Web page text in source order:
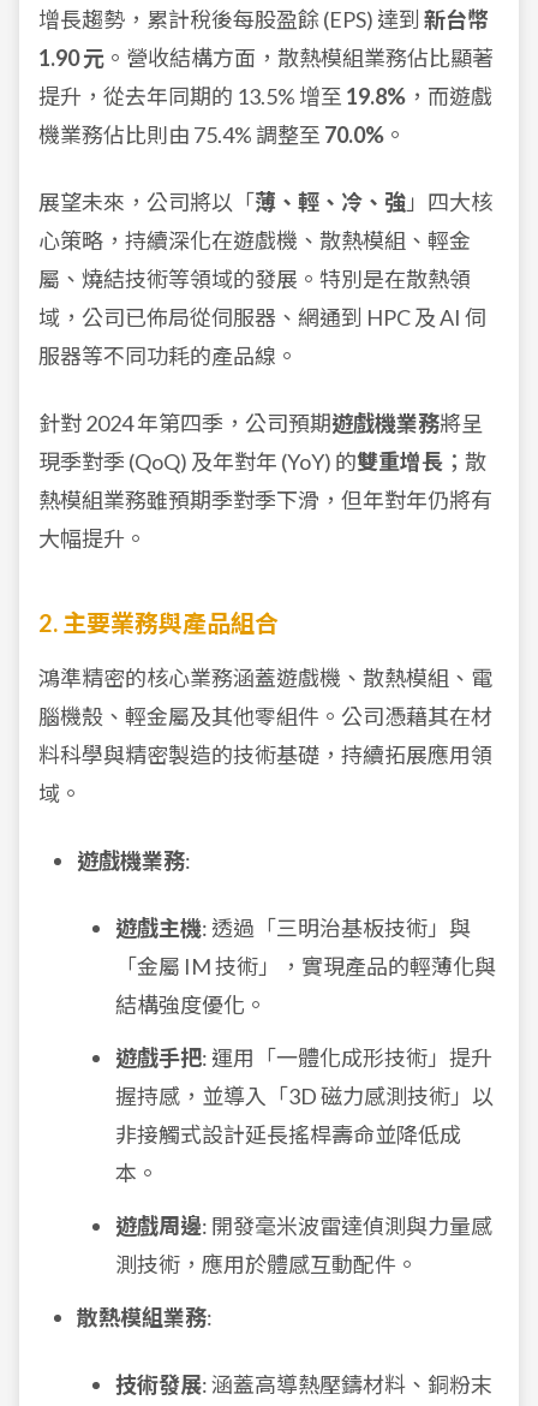
增長趨勢，累計稅後每股盈餘 (EPS) 達到 新台幣
1.90 元 。營收結構方面，散熱模組業務佔比顯著
提升，從去年同期的 13.5% 增至 19.8% ，而遊戲
機業務佔比則由 75.4% 調整至 70.0% 。
展望未來，公司將以「薄、輕、冷、強 」四大核
心策略，持續深化在遊戲機、散熱模組、輕金
屬、燒結技術等領域的發展。特別是在散熱領
域，公司已佈局從伺服器、網通到 HPC 及 AI 伺
服器等不同功耗的產品線。
針對 2024 年第四季，公司預期遊戲機業務將呈
現季對季 (QoQ) 及年對年 (YoY) 的雙重增長 ；散
熱模組業務雖預期季對季下滑，但年對年仍將有
大幅提升。
2. 主要業務與產品組合
鴻準精密的核心業務涵蓋遊戲機、散熱模組、電
腦機殼、輕金屬及其他零組件。公司憑藉其在材
料科學與精密製造的技術基礎，持續拓展應用領
域。
遊戲機業務:
遊戲主機: 透過「三明治基板技術」與
「金屬 IM 技術」，實現產品的輕薄化與
結構強度優化。
遊戲手把: 運用「一體化成形技術」提升
握持感，並導入「3D 磁力感測技術」以
非接觸式設計延長搖桿壽命並降低成
本。
遊戲周邊: 開發毫米波雷達偵測與力量感
測技術，應用於體感互動配件。
散熱模組業務:
技術發展: 涵蓋高導熱壓鑄材料、銅粉末